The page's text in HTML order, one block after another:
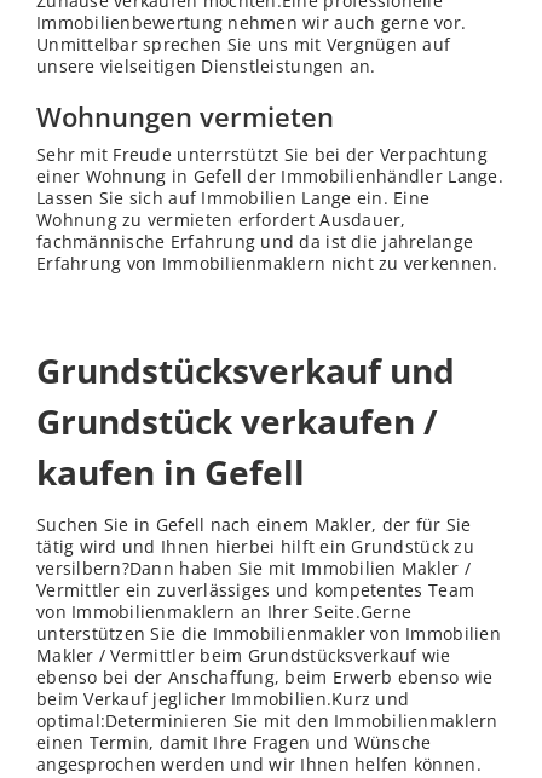
Immobilienbewertung nehmen wir auch gerne vor.
Unmittelbar sprechen Sie uns mit Vergnügen auf
unsere vielseitigen Dienstleistungen an.
Wohnungen vermieten
Sehr mit Freude unterrstützt Sie bei der Verpachtung
einer Wohnung in Gefell der Immobilienhändler Lange.
Lassen Sie sich auf Immobilien Lange ein. Eine
Wohnung zu vermieten erfordert Ausdauer,
fachmännische Erfahrung und da ist die jahrelange
Erfahrung von Immobilienmaklern nicht zu verkennen.
Grundstücksverkauf und
Grundstück verkaufen /
kaufen in Gefell
Suchen Sie in Gefell nach einem Makler, der für Sie
tätig wird und Ihnen hierbei hilft ein Grundstück zu
versilbern?Dann haben Sie mit Immobilien Makler /
Vermittler ein zuverlässiges und kompetentes Team
von Immobilienmaklern an Ihrer Seite.Gerne
unterstützen Sie die Immobilienmakler von Immobilien
Makler / Vermittler beim Grundstücksverkauf wie
ebenso bei der Anschaffung, beim Erwerb ebenso wie
beim Verkauf jeglicher Immobilien.Kurz und
optimal:Determinieren Sie mit den Immobilienmaklern
einen Termin, damit Ihre Fragen und Wünsche
angesprochen werden und wir Ihnen helfen können.